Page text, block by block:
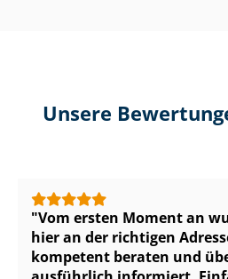
Unsere
Vom ersten Moment an
hier an der richtigen
kompetent beraten und